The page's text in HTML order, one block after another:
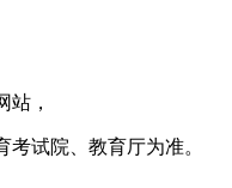
站，
试院、教育厅为准。